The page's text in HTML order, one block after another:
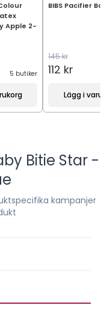
Apple 2-
5 butiker
BIBS Pacifier Box
145 kr
112 kr
Lägg i
Bitie Star -
kampanjer